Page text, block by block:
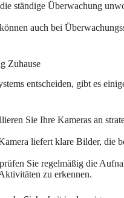
ständige Überwachung
auch bei
Zuhause
entscheiden, gibt es
Sie Ihre Kameras an
liefert klare Bilder, die
Sie regelmäßig die
zu erkennen.